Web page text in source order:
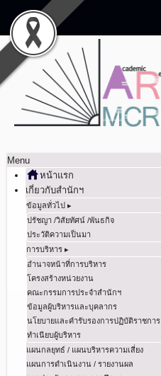
Menu
หน้าแรก
เกี่ยวกับสำนักฯ
ข้อมูลทั่วไป ▸
ปรัชญา /วิสัยทัศน์ /พันธกิจ
ประวัติความเป็นมา
การบริหาร ▸
อำนาจหน้าที่การบริหาร
โครงสร้างหน่วยงาน
คณะกรรมการประจำสำนักฯ
ข้อมูลผู้บริหารและบุคลากร
นโยบายและคำรับรองการปฏิบัติราชการ
ทำเนียบผู้บริหาร
แผนกลยุทธ์ / แผนบริหารความเสี่ยง
แผนการดำเนินงาน / รายงานผล